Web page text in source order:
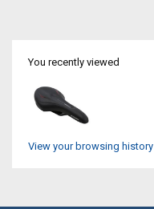
You recently viewed
View your browsing history